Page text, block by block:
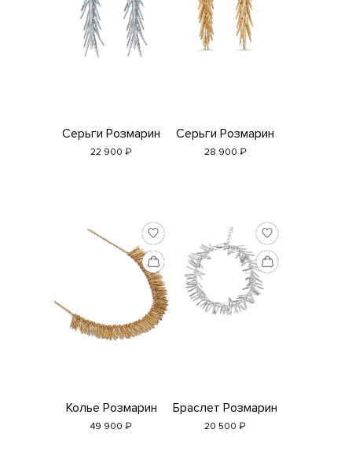
Если у вас есть вопросы, пожелания и комментарии, пишите нам
adda@addagems.ru
+7 968 358 09 90
Серьги Розмарин
22 900 ₽
Серьги Розмарин
28 900 ₽
Колье Розмарин
49 900 ₽
Браслет Розмарин
20 500 ₽